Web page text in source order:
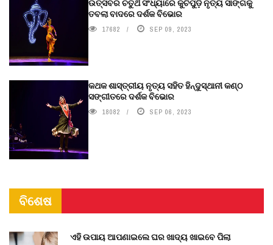
ଉତ୍ସବର ଚତୁର୍ଥ ସଂଧ୍ୟାରେ କୁଚିପୁଡ଼ି ନୃତ୍ୟ ସାଙ୍ଗକୁ
ତବଲା ବାଦରେ ଦର୍ଶକ ବିଭୋର
17682 SEP 09, 2023
କଥକ ଶାସ୍ତ୍ରୀୟ ନୃତ୍ୟ ସହିତ ହିନ୍ଦୁସ୍ଥାନୀ କଣ୍ଠ
ସଙ୍ଗୀତରେ ଦର୍ଶକ ବିଭୋର
18082 SEP 06, 2023
ବିଶେଷ
ଏହି ଉପାୟ ଆପଣାଇଲେ ଘର ଖାଦ୍ୟ ଖାଇବେ ପିଲା